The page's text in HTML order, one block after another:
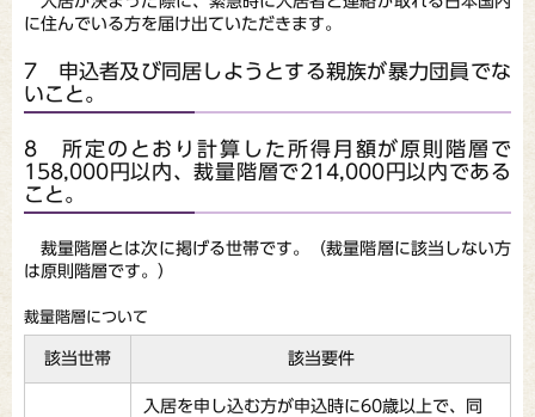
に住んでいる方を届け出ていただきます。
7 申込者及び同居しようとする親族が暴力団員でな
いこと。
8 所定のとおり計算した所得月額が原則階層で
158,000円以内、裁量階層で214,000円以内である
こと。
裁量階層とは次に掲げる世帯です。（裁量階層に該当しない方
は原則階層です。）
裁量階層について
該当世帯 該当要件
入居を申し込む方が申込時に60歳以上で、同